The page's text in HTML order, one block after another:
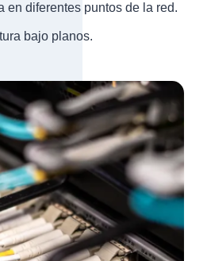
en diferentes puntos de la red.
bajo planos.